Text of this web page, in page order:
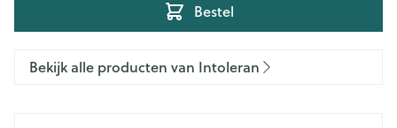
Bestel
Bekijk alle producten van Intoleran